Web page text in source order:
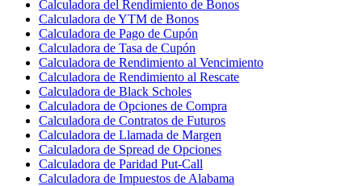
Calculadora del Rendimiento de Bonos
Calculadora de YTM de Bonos
Calculadora de Pago de Cupón
Calculadora de Tasa de Cupón
Calculadora de Rendimiento al Vencimiento
Calculadora de Rendimiento al Rescate
Calculadora de Black Scholes
Calculadora de Opciones de Compra
Calculadora de Contratos de Futuros
Calculadora de Llamada de Margen
Calculadora de Spread de Opciones
Calculadora de Paridad Put-Call
Calculadora de Impuestos de Alabama